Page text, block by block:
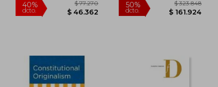
Ghent 27 Aug (en
Inglés)